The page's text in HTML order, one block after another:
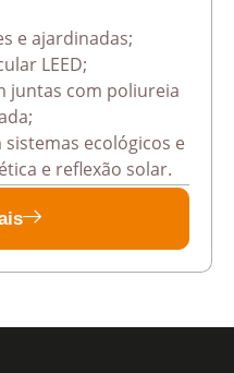
e ajardinadas;
LEED;
juntas com poliureia
ecológicos e
e reflexão solar.